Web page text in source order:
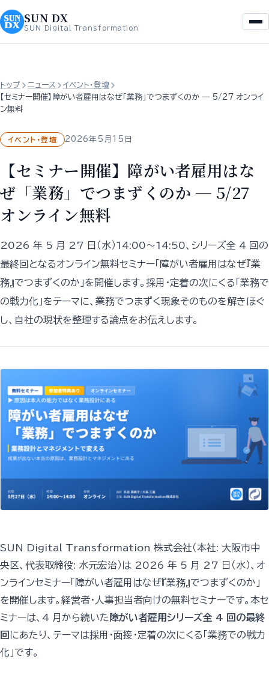
を
ス
キ
へ
ス
キ
SUN DX
SUN Digital Transformation
トップ ニュース
イベント・登壇
【セミナー開催】障がい者雇用はなぜ「業務」でつまずくのか ─ 5/27 オンライ
ン無料
イベント・登壇 2026年5月15日
【セミナー開催】障がい者雇用はな
ぜ「業務」でつまずくのか ─ 5/27
オンライン無料
2026 年 5 月 27 日（水）14:00〜14:50、シリーズ全 4 回の
最終回となるオンライン無料セミナー「障がい者雇用はなぜ『業
務』でつまずくのか」を開催します。採用・定着の次にくる「業務で
の戦力化」をテーマに、業務でつまずく現象そのものを解きほぐ
し、自社の現状を整理する論点をお伝えします。
SUN Digital Transformation 株式会社（本社: 大阪市中
央区、代表取締役: 水元宏治）は 2026 年 5 月 27 日（水）、オ
ンラインセミナー「障がい者雇用はなぜ『業務』でつまずくのか」
を開催します。経営者・人事担当者向けの無料セミナーです。本セ
ミナーは、4 月から続いた 障がい者雇用シリーズ全 4 回の最終
回 にあたり、テーマは採用・面接・定着の次にくる「業務での戦力
化」です。